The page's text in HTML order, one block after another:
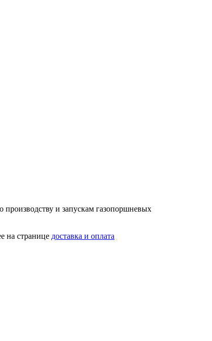
и запускам газопоршневых
на странице доставка и оплата